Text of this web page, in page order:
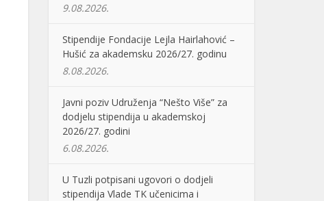
9.08.2026.
Stipendije Fondacije Lejla Hairlahović –
Hušić za akademsku 2026/27. godinu
8.08.2026.
Javni poziv Udruženja “Nešto Više” za
dodjelu stipendija u akademskoj
2026/27. godini
6.08.2026.
U Tuzli potpisani ugovori o dodjeli
stipendija Vlade TK učenicima i